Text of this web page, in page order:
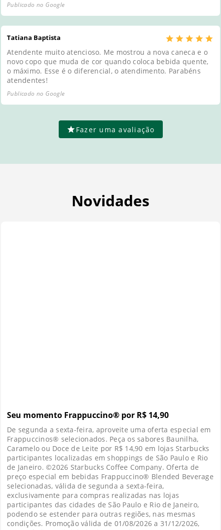
Publicado no Google
Tatiana Baptista
Atendente muito atencioso. Me mostrou a nova caneca e o
novo copo que muda de cor quando coloca bebida quente,
o máximo. Esse é o diferencial, o atendimento. Parabéns
atendentes!
Publicado no Google
Fazer uma avaliação
Novidades
Seu momento Frappuccino® por R$ 14,90
De segunda a sexta-feira, aproveite uma oferta especial em
Frappuccinos® selecionados. Peça os sabores Baunilha,
Caramelo ou Doce de Leite por R$ 14,90 em lojas Starbucks
participantes localizadas em shoppings de São Paulo e Rio
de Janeiro. ©2026 Starbucks Coffee Company. Oferta de
preço especial em bebidas Frappuccino® Blended Beverage
selecionadas, válida de segunda a sexta-feira,
exclusivamente para compras realizadas nas lojas
participantes das cidades de São Paulo e Rio de Janeiro,
podendo se estender para outras regiões, nas mesmas
condições. Promoção válida de 01/08/2026 a 31/12/2026,